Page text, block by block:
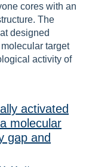
cores with an
The
designed
target
activity of
activated
molecular
gap and